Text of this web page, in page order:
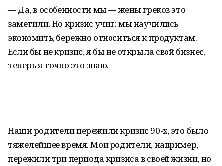
— Да, в особенности мы — жены греков это
заметили. Но кризис учит: мы научились
экономить, бережно относиться к продуктам.
Если бы не кризис, я бы не открыла свой бизнес,
теперь я точно это знаю.
Наши родители пережили кризис 90-х, это было
тяжелейшее время. Мои родители, например,
пережили три периода кризиса в своей жизни, но